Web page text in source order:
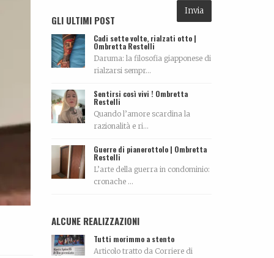
GLI ULTIMI POST
Cadi sette volte, rialzati otto |
Ombretta Restelli
Daruma: la filosofia giapponese di
rialzarsi sempr...
Sentirsi così vivi ! Ombretta
Restelli
Quando l’amore scardina la
razionalità e ri...
Guerre di pianerottolo | Ombretta
Restelli
L’arte della guerra in condominio:
cronache ...
ALCUNE REALIZZAZIONI
Tutti morimmo a stento
Articolo tratto da Corriere di